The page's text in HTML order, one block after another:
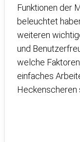
Funktionen der
beleuchtet
weiteren
und
welche
einfaches
Heckenscheren